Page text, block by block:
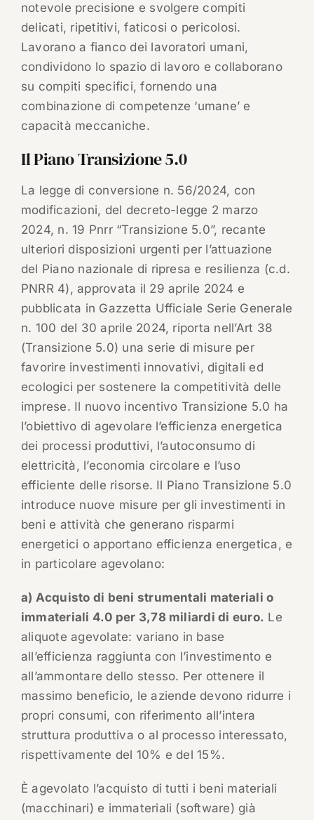
notevole precisione e svolgere compiti
delicati, ripetitivi, faticosi o pericolosi.
Lavorano a fianco dei lavoratori umani,
condividono lo spazio di lavoro e collaborano
su compiti specifici, fornendo una
combinazione di competenze ‘umane’ e
capacità meccaniche.
Il Piano Transizione 5.0
La legge di conversione n. 56/2024, con
modificazioni, del decreto-legge 2 marzo
2024, n. 19 Pnrr “Transizione 5.0”, recante
ulteriori disposizioni urgenti per l’attuazione
del Piano nazionale di ripresa e resilienza (c.d.
PNRR 4), approvata il 29 aprile 2024 e
pubblicata in Gazzetta Ufficiale Serie Generale
n. 100 del 30 aprile 2024, riporta nell’Art 38
(Transizione 5.0) una serie di misure per
favorire investimenti innovativi, digitali ed
ecologici per sostenere la competitività delle
imprese. Il nuovo incentivo Transizione 5.0 ha
l’obiettivo di agevolare l’efficienza energetica
dei processi produttivi, l’autoconsumo di
elettricità, l’economia circolare e l’uso
efficiente delle risorse. Il Piano Transizione 5.0
introduce nuove misure per gli investimenti in
beni e attività che generano risparmi
energetici o apportano efficienza energetica, e
in particolare agevolano:
a) Acquisto di beni strumentali materiali o
immateriali 4.0 per 3,78 miliardi di euro. Le
aliquote agevolate: variano in base
all’efficienza raggiunta con l’investimento e
all’ammontare dello stesso. Per ottenere il
massimo beneficio, le aziende devono ridurre i
propri consumi, con riferimento all’intera
struttura produttiva o al processo interessato,
rispettivamente del 10% e del 15%.
È agevolato l’acquisto di tutti i beni materiali
(macchinari) e immateriali (software) già